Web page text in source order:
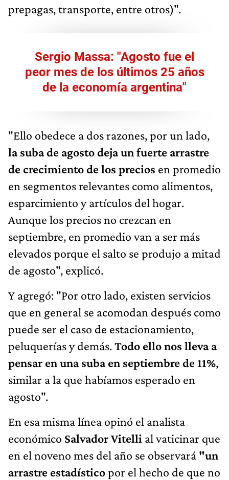
prepagas, transporte, entre otros)".
Sergio Massa: "Agosto fue el
peor mes de los últimos 25 años
de la economía argentina"
"Ello obedece a dos razones, por un lado,
la suba de agosto deja un fuerte arrastre
de crecimiento de los precios en promedio
en segmentos relevantes como alimentos,
esparcimiento y artículos del hogar.
Aunque los precios no crezcan en
septiembre, en promedio van a ser más
elevados porque el salto se produjo a mitad
de agosto", explicó.
Y agregó: "Por otro lado, existen servicios
que en general se acomodan después como
puede ser el caso de estacionamiento,
peluquerías y demás.Todo ello nos lleva a
pensar en una suba en septiembre de 11%,
similar a la que habíamos esperado en
agosto".
En esa misma línea opinó el analista
económico Salvador Vitelli al vaticinar que
en el noveno mes del año se observará "un
arrastre estadísticopor el hecho de que no